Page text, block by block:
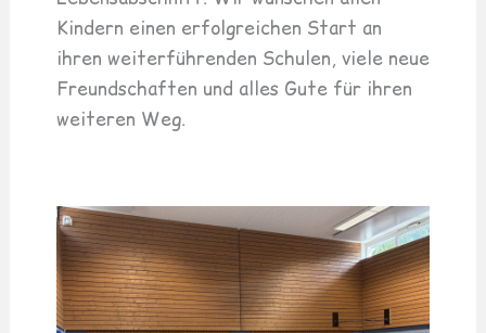
Kindern einen erfolgreichen Start an
ihren weiterführenden Schulen, viele neue
Freundschaften und alles Gute für ihren
weiteren Weg.